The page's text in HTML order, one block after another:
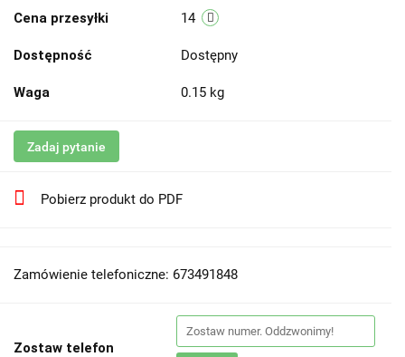
Cena przesyłki 14
Dostępność Dostępny
Waga 0.15 kg
Zadaj pytanie
Pobierz produkt do PDF
Zamówienie telefoniczne: 673491848
Zostaw telefon